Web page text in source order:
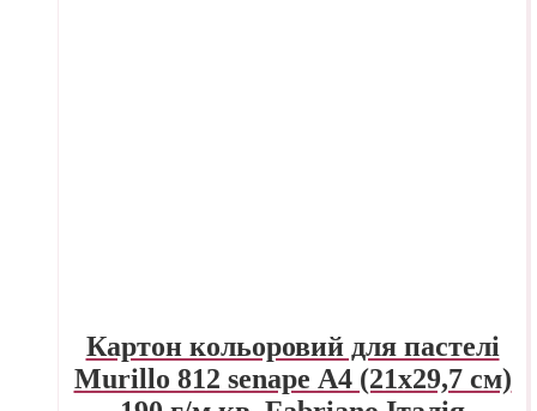
Картон кольоровий для пастелі
Murillo 812 senape А4 (21х29,7 см)